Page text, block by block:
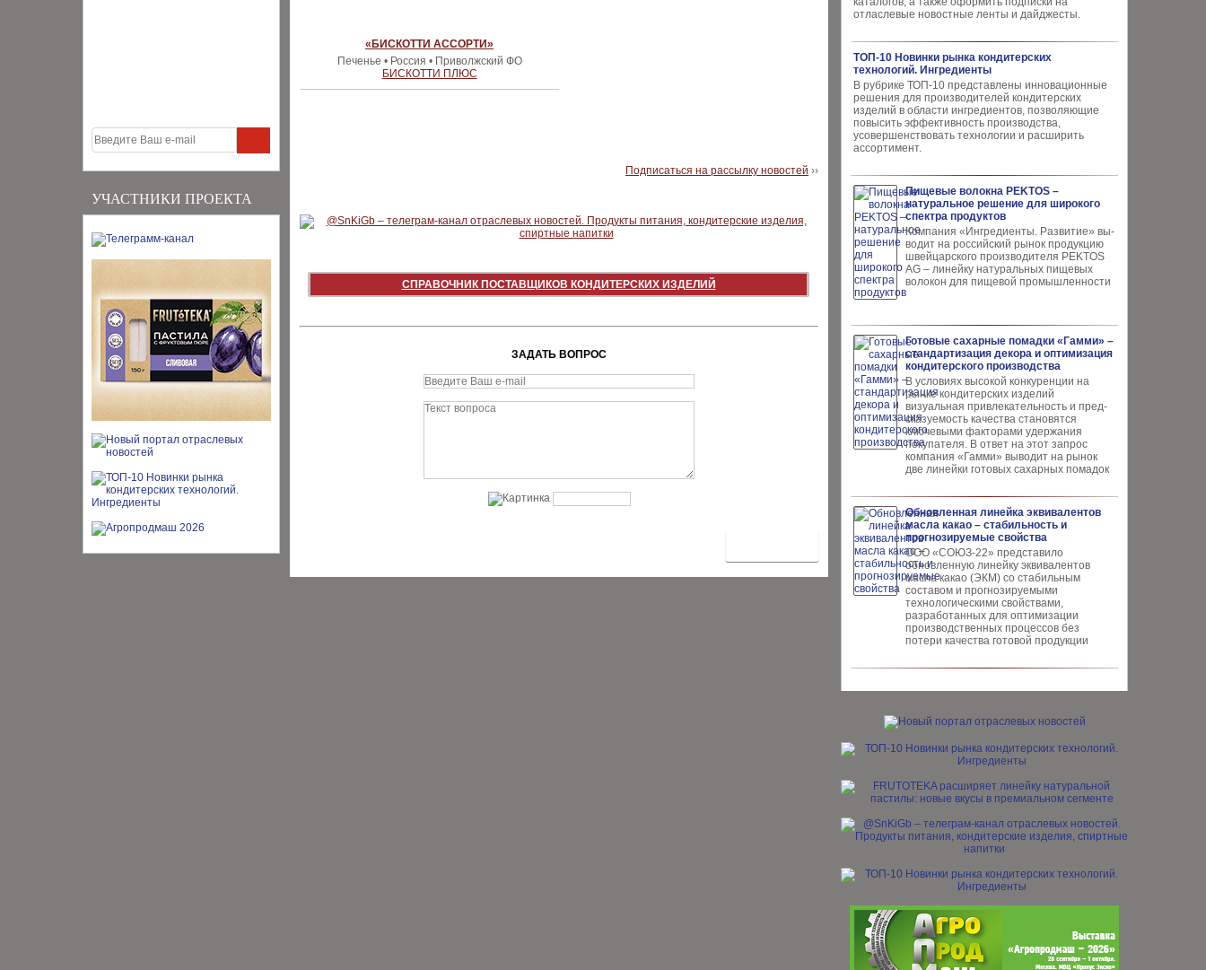
УЧАСТНИКИ ПРОЕКТА
отласлевые новостные ленты и дайджесты.
ТОП-10 Новинки рынка кондитерских
технологий. Ингредиенты
В рубрике ТОП-10 представлены инновационные
решения для производителей кондитерских
изделий в области ингредиентов, позволяющие
повысить эффективность производства,
усовершенствовать технологии и расширить
ассортимент.
Пищевые волокна PEKTOS –
натуральное решение для широкого
спектра продуктов
Компания «Ингредиенты. Развитие» вы­
водит на российский рынок продукцию
швей­царского производителя PEKTOS
AG – ли­нейку натуральных пищевых
волокон для пи­щевой промышленности
Готовые сахарные помадки «Гамми» –
стандартизация декора и оптимизация
кондитерского производства
В условиях высокой кон­куренции на
рынке конди­терских изделий
визуальная привлекательность и пред­
сказуемость качества ста­новятся
ключевыми факто­рами удержания
покупателя. В ответ на этот запрос
компания «Гамми» выводит на рынок
две линейки готовых сахарных помадок
Обновленная линейка эквивалентов
масла какао – стабильность и
прогнозируемые свойства
ООО «СОЮЗ-22» представило
обновлен­ную линейку эквивалентов
масла ка­као (ЭКМ) со стабильным
составом и прогнозируемыми
технологическими свойствами,
разработанных для опти­мизации
производственных процес­сов без
потери качества готовой про­дукции
«БИСКОТТИ АССОРТИ»
Печенье • Россия • Приволжский ФО
БИСКОТТИ ПЛЮС
Подписаться на рассылку новостей ››
СПРАВОЧНИК ПОСТАВЩИКОВ КОНДИТЕРСКИХ ИЗДЕЛИЙ
ЗАДАТЬ ВОПРОС